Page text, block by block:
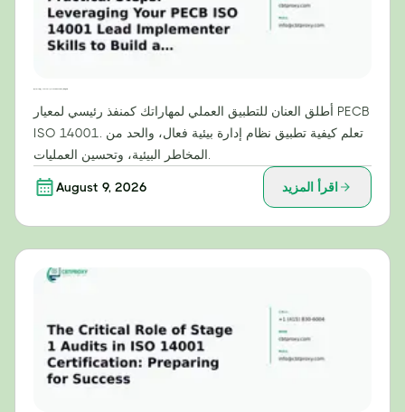
أطلق العنان للتطبيق العملي لمهاراتك كمنفذ رئيسي لمعيار PECB
ISO 14001. تعلم كيفية تطبيق نظام إدارة بيئية فعال، والحد من
August 9, 2026 اقرأ المزيد